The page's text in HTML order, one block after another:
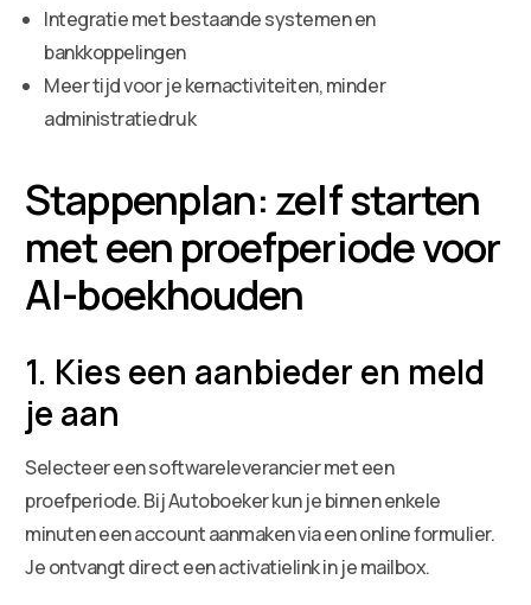
Integratie met bestaande systemen en
bankkoppelingen
Meer tijd voor je kernactiviteiten, minder
administratiedruk
Stappenplan: zelf starten
met een proefperiode voor
AI-boekhouden
1. Kies een aanbieder en meld
je aan
Selecteer een softwareleverancier met een
proefperiode. Bij Autoboeker kun je binnen enkele
minuten een account aanmaken via een online formulier.
Je ontvangt direct een activatielink in je mailbox.